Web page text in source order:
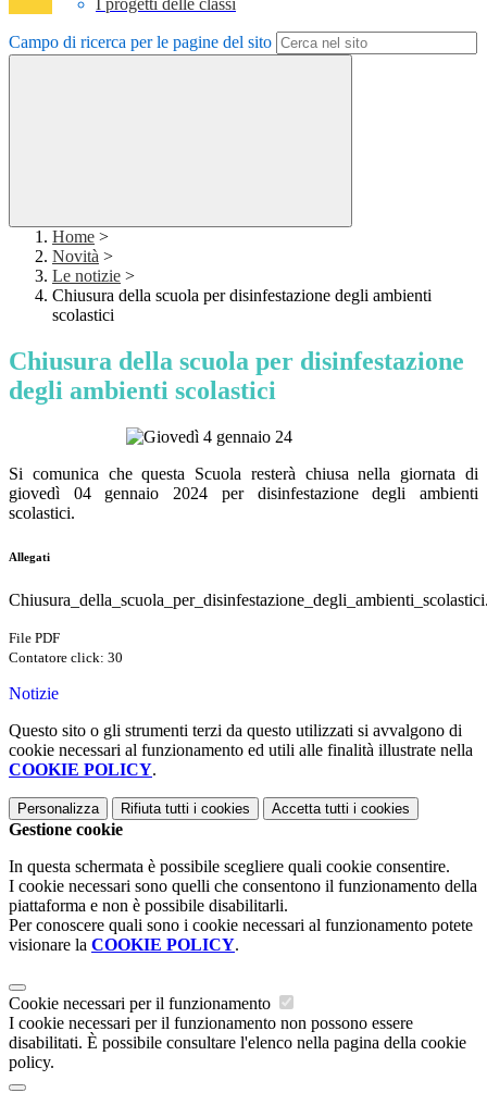
I progetti delle classi
Campo di ricerca per le pagine del sito
Home >
Novità >
Le notizie >
Chiusura della scuola per disinfestazione degli ambienti
scolastici
Chiusura della scuola per disinfestazione
degli ambienti scolastici
Si comunica che questa Scuola resterà chiusa nella giornata di
giovedì 04 gennaio 2024 per disinfestazione degli ambienti
scolastici.
Allegati
File PDF
Contatore click: 30
Notizie
Questo sito o gli strumenti terzi da questo utilizzati si avvalgono di
cookie necessari al funzionamento ed utili alle finalità illustrate nella
COOKIE POLICY.
Personalizza Rifiuta tutti i cookies Accetta tutti i cookies
Gestione cookie
In questa schermata è possibile scegliere quali cookie consentire.
I cookie necessari sono quelli che consentono il funzionamento della
piattaforma e non è possibile disabilitarli.
Per conoscere quali sono i cookie necessari al funzionamento potete
visionare la COOKIE POLICY.
Cookie necessari per il funzionamento
I cookie necessari per il funzionamento non possono essere
disabilitati. È possibile consultare l'elenco nella pagina della cookie
policy.